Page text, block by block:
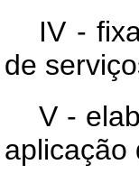
IV -
de
V -
aplicação